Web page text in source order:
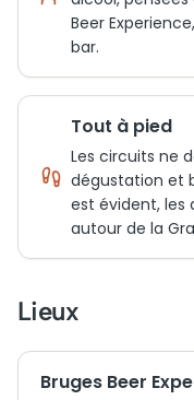
Beer
bar.
Tout à pied
Les circuits ne
dégustation et
est évident, les
autour de la
Lieux
Bruges Beer